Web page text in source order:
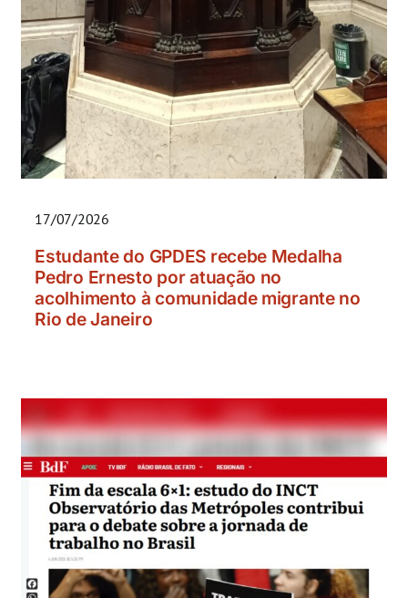
17/07/2026
Estudante do GPDES recebe Medalha
Pedro Ernesto por atuação no
acolhimento à comunidade migrante no
Rio de Janeiro